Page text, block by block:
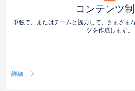
コンテンツ
単独で、またはチームと協力して、さまざま
ツを作成します。
詳細